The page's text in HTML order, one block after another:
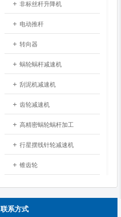
非标丝杆升降机
电动推杆
转向器
蜗轮蜗杆减速机
刮泥机减速机
齿轮减速机
高精密蜗轮蜗杆加工
行星摆线针轮减速机
锥齿轮
联系方式